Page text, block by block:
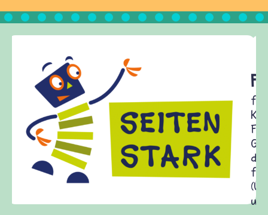
Frieden Fragen
frieden-fragen.de ist ein Internet-Angebot für
Kinder, Eltern und ErzieherInnen das zu
Fragen von Krieg und Frieden, Streit und
Gewalt informiert und einen Austausch zu
diesem Themenbereich ermöglicht. frieden-
fragen.de bietet Antworten auf wichtige
(Über-)Lebensfragen aus den Bereichen Krieg
und Frieden, Streit und Gewalt.